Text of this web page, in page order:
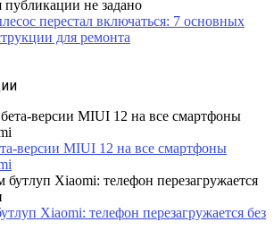
перестал включаться: 7 основных
для ремонта
версии MIUI 12 на все смартфоны
Xiaomi: телефон перезагружается без